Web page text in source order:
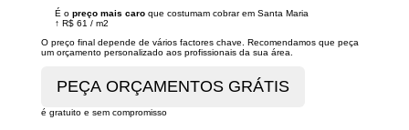
É o preço mais caro que costumam cobrar em Santa Maria
↑ R$ 61 / m2
O preço final depende de vários factores chave. Recomendamos que peça
um orçamento personalizado aos profissionais da sua área.
é gratuito e sem compromisso